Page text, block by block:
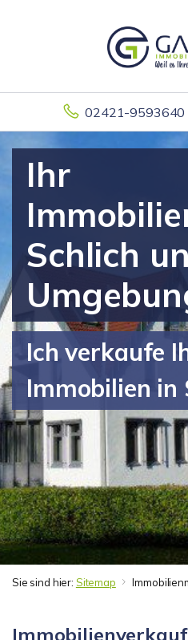
02421-9593640
Ihr
Schlich
Ich verkaufe
Immobilien in
Sie sind hier: Sitemap